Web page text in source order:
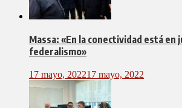
Massa: «En la conectividad está en
federalismo»
17 mayo, 202217 mayo, 2022